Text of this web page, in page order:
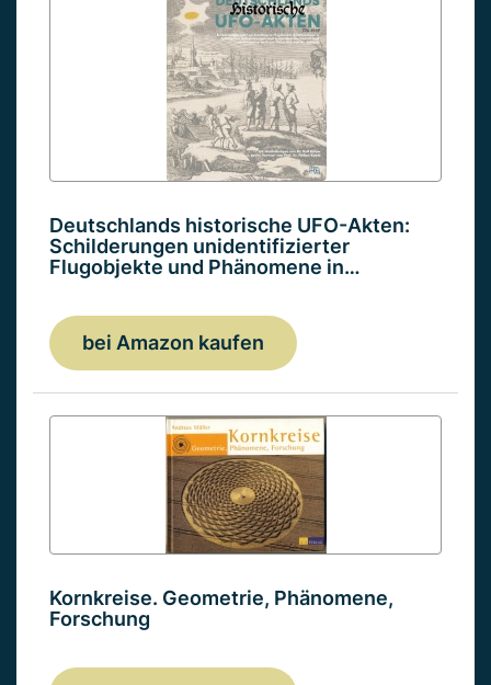
Deutschlands historische UFO-Akten:
Schilderungen unidentifizierter
Flugobjekte und Phänomene in…
bei Amazon kaufen
Kornkreise. Geometrie, Phänomene,
Forschung